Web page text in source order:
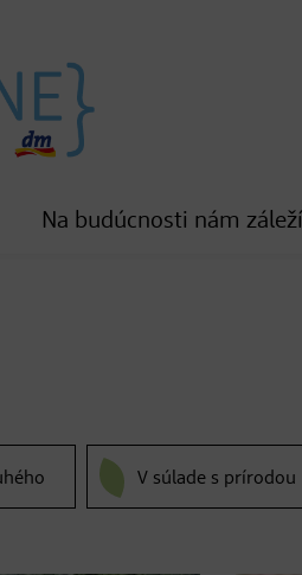
Na budúcnosti nám záleží
V súlade s prírodou